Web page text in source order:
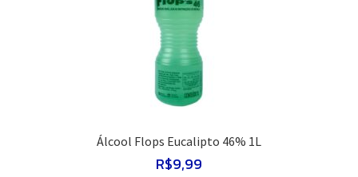
Álcool Flops Eucalipto 46% 1L
R$9,99